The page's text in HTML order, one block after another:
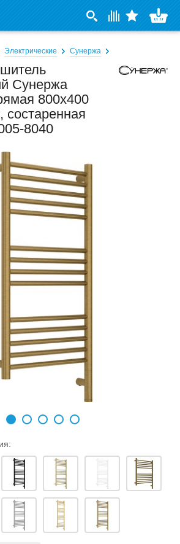
Электрические Сунержа
Сунержа
800x400
8040